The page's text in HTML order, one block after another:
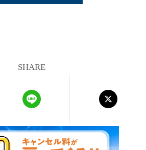
SHARE